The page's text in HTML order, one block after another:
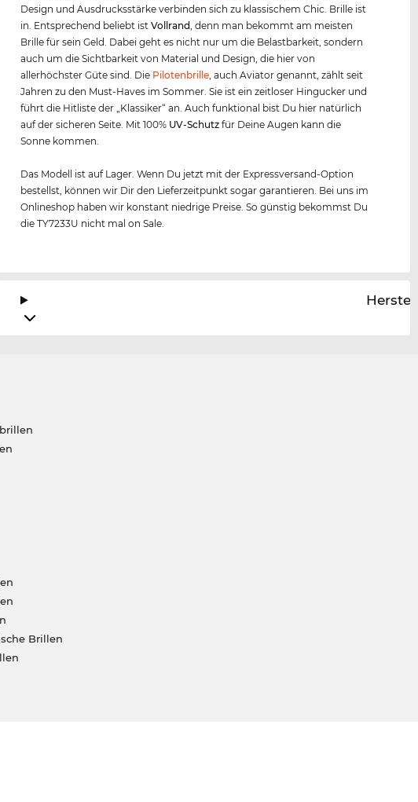
Design und Ausdrucksstärke verbinden sich zu klassischem Chic. Brille ist
in. Entsprechend beliebt istVollrand , denn man bekommt am meisten
Brille für sein Geld. Dabei geht es nicht nur um die Belastbarkeit, sondern
auch um die Sichtbarkeit von Material und Design, die hier von
allerhöchster Güte sind. Die Pilotenbrille , auch Aviator genannt, zählt seit
Jahren zu den Must-Haves im Sommer. Sie ist ein zeitloser Hingucker und
führt die Hitliste der „Klassiker“ an. Auch funktional bist Du hier natürlich
auf der sicheren Seite. Mit 100% UV-Schutz für Deine Augen kann die
Sonne kommen.
Das Modell ist auf Lager. Wenn Du jetzt mit der Expressversand-Option
bestellst, können wir Dir den Lieferzeitpunkt sogar garantieren. Bei uns im
Onlineshop haben wir konstant niedrige Preise. So günstig bekommst Du
die TY7233U nicht mal on Sale.
Brillen